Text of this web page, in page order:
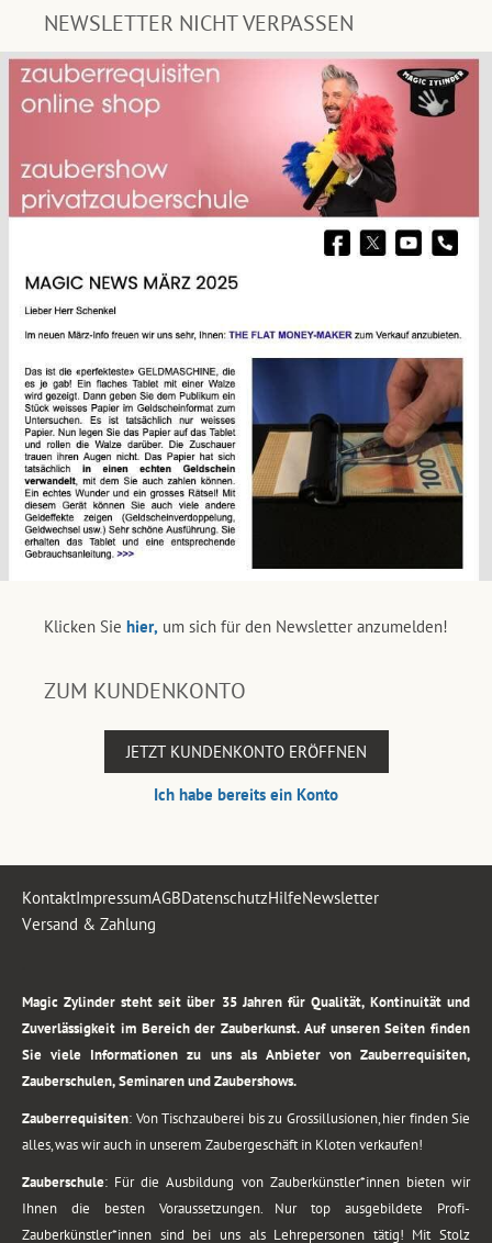
NEWSLETTER NICHT VERPASSEN
Klicken Sie hier, um sich für den Newsletter anzumelden!
ZUM KUNDENKONTO
JETZT KUNDENKONTO ERÖFFNEN
Ich habe bereits ein Konto
KontaktImpressumAGBDatenschutzHilfeNewsletter
Versand & Zahlung
Magic Zylinder steht seit über 35 Jahren für Qualität, Kontinuität und
Zuverlässigkeit im Bereich der Zauberkunst. Auf unseren Seiten finden
Sie viele Informationen zu uns als Anbieter von Zauberrequisiten,
Zauberschulen, Seminaren und Zaubershows.
Zauberrequisiten: Von Tischzauberei bis zu Grossillusionen, hier finden Sie
alles, was wir auch in unserem Zaubergeschäft in Kloten verkaufen!
Zauberschule: Für die Ausbildung von Zauberkünstler*innen bieten wir
Ihnen die besten Voraussetzungen. Nur top ausgebildete Profi-
Zauberkünstler*innen sind bei uns als Lehrepersonen tätig! Mit Stolz